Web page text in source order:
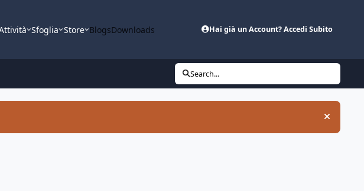
Sfoglia Store BlogsDownloads Hai già un Account? Accedi Subito
Search...
Hide